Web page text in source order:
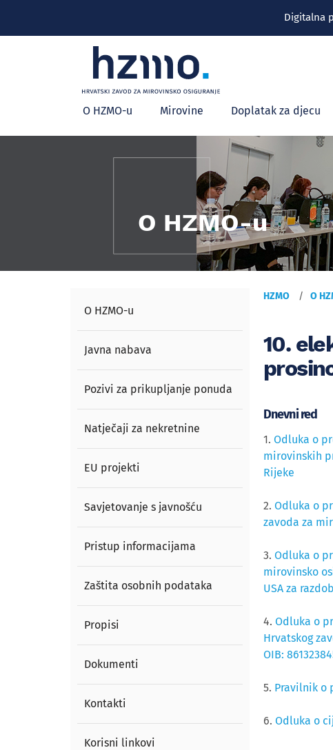
Digitalna
Glavni
izbornik
O HZMO-u Mirovine Doplatak za djecu
O HZMO-u
O HZMO-u
Javna nabava
Pozivi za prikupljanje ponuda
Natječaji za nekretnine
EU projekti
Savjetovanje s javnošću
Pristup informacijama
Zaštita osobnih podataka
Propisi
Dokumenti
Kontakti
Korisni linkovi
HZMO O
10.
Dnevni red
1. Odluka o
mirovinskih
Rijeke
2. Odluka o
zavoda za
3. Odluka o
mirovinsko
USA za
4. Odluka o
Hrvatskog
OIB:
5. Pravilnik o
6. Odluka o